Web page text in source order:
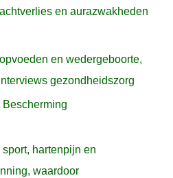
en aurazwakheden
en wedergeboorte,
gezondheidszorg
Bescherming
hartenpijn en
waardoor